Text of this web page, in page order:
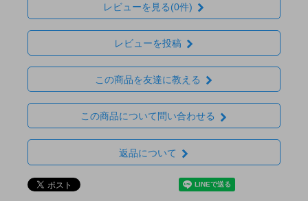
レビューを見る(0件)
レビューを投稿
この商品を友達に教える
この商品について問い合わせる
返品について